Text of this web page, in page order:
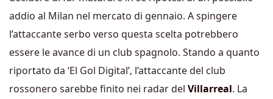
addio al Milan nel mercato di gennaio. A spingere
l’attaccante serbo verso questa scelta potrebbero
essere le avance di un club spagnolo. Stando a quanto
riportato da ‘El Gol Digital’, l’attaccante del club
rossonero sarebbe finito nei radar del Villarreal. La